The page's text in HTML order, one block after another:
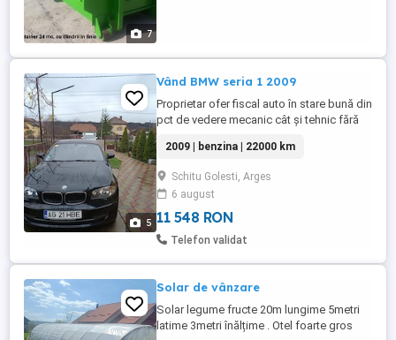
7
5
Vând BMW seria 1 2009
Proprietar ofer fiscal auto în stare bună din
pct de vedere mecanic cât și tehnic fără
telefon
2009 | benzina | 22000 km
Schitu Golesti, Arges
6 august
11 548 RON
Telefon validat
Solar de vânzare
Solar legume fructe 20m lungime 5metri
latime 3metri înălțime . Otel foarte gros